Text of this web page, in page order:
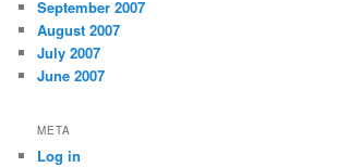
September 2007
August 2007
July 2007
June 2007
META
Log in